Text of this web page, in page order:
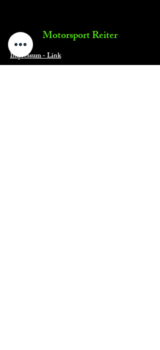
Motorsport Reiter
Impressum - Link
Motorsport Reiter